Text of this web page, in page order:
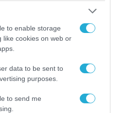
to enable storage
like cookies on web or
data to be sent to
purposes.
to send me
αποστολή των 30.000
(βίντεο)